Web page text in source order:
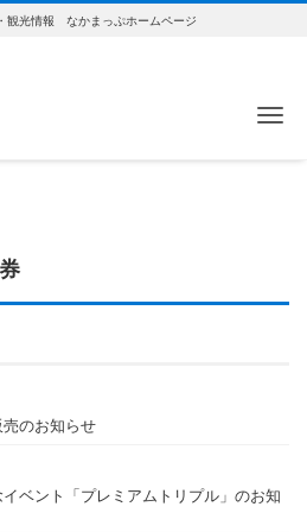
観光情報 なかまっぷホームページ
ナ
のお知らせ
ベント「プレミアムトリプル」のお知